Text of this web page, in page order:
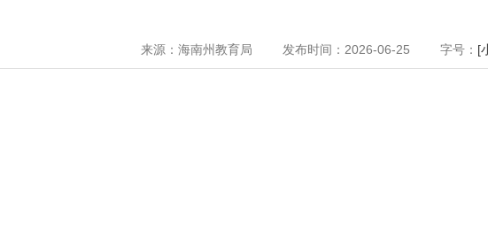
来源：海南州教育局 发布时间：2026-06-25 字号： [